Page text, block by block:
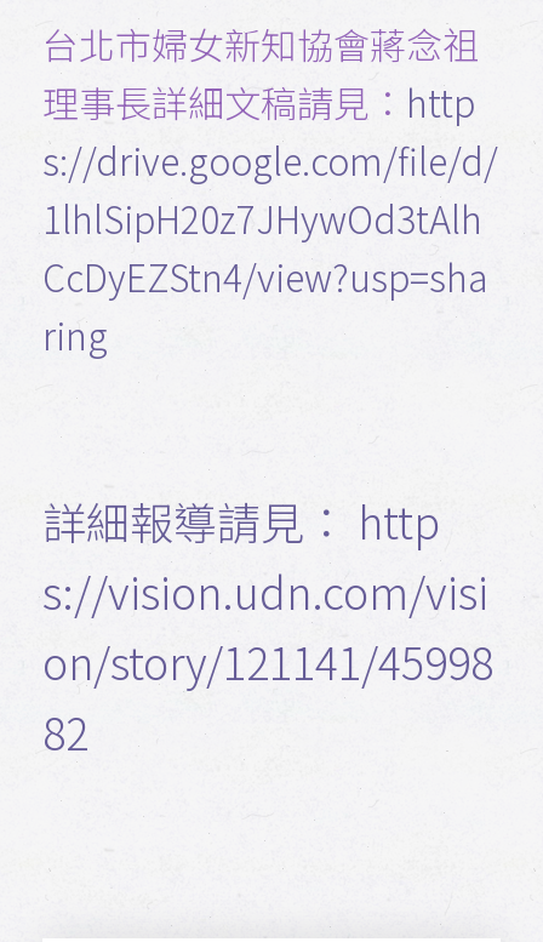
台北市婦女新知協會蔣念祖
理事長詳細文稿請見： http
s://drive.google.com/file/d/
1lhlSipH20z7JHywOd3tAlh
CcDyEZStn4/view?usp=sha
ring
詳細報導請見： http
s://vision.udn.com/visi
on/story/121141/45998
82